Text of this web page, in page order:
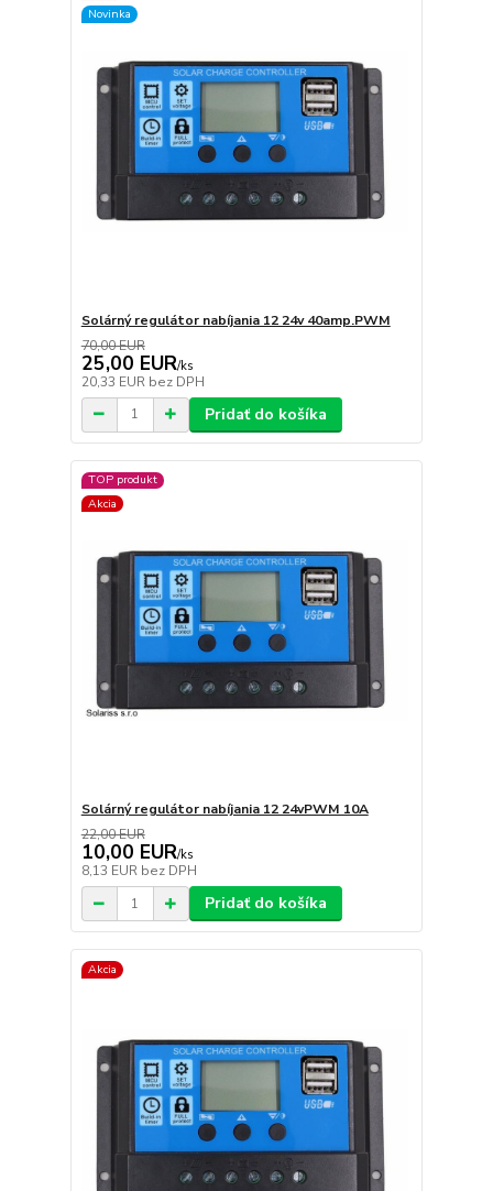
Novinka
Solárný regulátor nabíjania 12 24v 40amp.PWM
70,00 EUR
25,00 EUR/ks
20,33 EUR bez DPH
Pridať do košíka
TOP produkt
Akcia
Solárný regulátor nabíjania 12 24vPWM 10A
22,00 EUR
10,00 EUR/ks
8,13 EUR bez DPH
Pridať do košíka
Akcia